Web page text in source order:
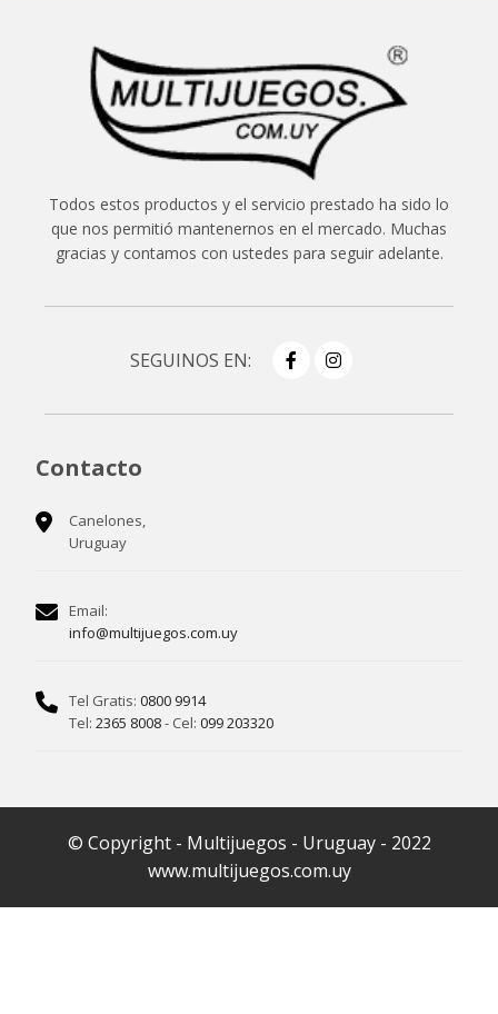
Todos estos productos y el servicio prestado ha sido lo
que nos permitió mantenernos en el mercado. Muchas
gracias y contamos con ustedes para seguir adelante.
SEGUINOS EN:
Contacto
Canelones,
Uruguay
Email:
info@multijuegos.com.uy
Tel Gratis: 0800 9914
Tel: 2365 8008- Cel: 099 203320
© Copyright - Multijuegos - Uruguay - 2022
www.multijuegos.com.uy